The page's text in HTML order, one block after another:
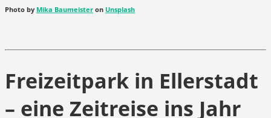
Photo by Mika Baumeister on Unsplash
Freizeitpark in Ellerstadt
– eine Zeitreise ins Jahr